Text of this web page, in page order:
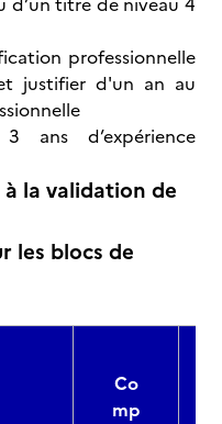
professionnelle
justifier d'un an au
ans d’expérience
la validation de
les blocs de
Co
mp